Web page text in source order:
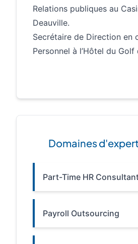
Relations publiques au
Deauville.
Secrétaire de Direction en
Personnel à l’Hôtel du
Domaines
Part-Time HR
Payroll Outsourcing